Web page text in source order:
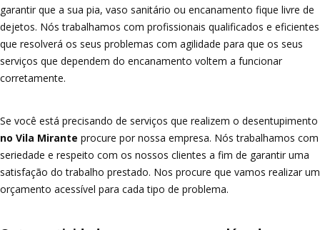
garantir que a sua pia, vaso sanitário ou encanamento fique livre de
dejetos. Nós trabalhamos com profissionais qualificados e eficientes
que resolverá os seus problemas com agilidade para que os seus
serviços que dependem do encanamento voltem a funcionar
corretamente.
Se você está precisando de serviços que realizem o desentupimento
no Vila Mirante procure por nossa empresa. Nós trabalhamos com
seriedade e respeito com os nossos clientes a fim de garantir uma
satisfação do trabalho prestado. Nos procure que vamos realizar um
orçamento acessível para cada tipo de problema.